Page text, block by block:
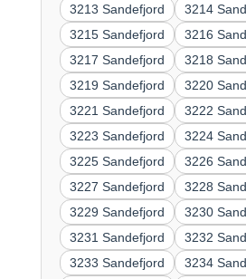
3213 Sandefjord
3214
3215 Sandefjord
3216
3217 Sandefjord
3218
3219 Sandefjord
3220
3221 Sandefjord
3222
3223 Sandefjord
3224
3225 Sandefjord
3226
3227 Sandefjord
3228
3229 Sandefjord
3230
3231 Sandefjord
3232
3233 Sandefjord
3234